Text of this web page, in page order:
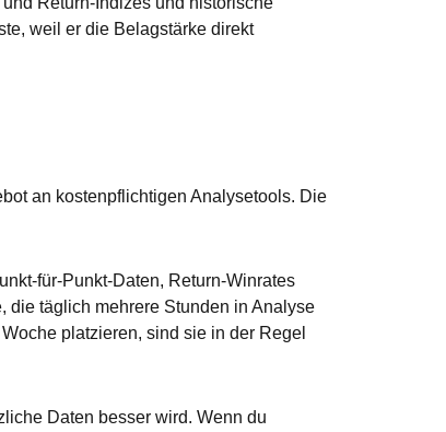
weil er die Belagstärke direkt
an kostenpflichtigen Analysetools. Die
für-Punkt-Daten, Return-Winrates
die täglich mehrere Stunden in Analyse
platzieren, sind sie in der Regel
Daten besser wird. Wenn du